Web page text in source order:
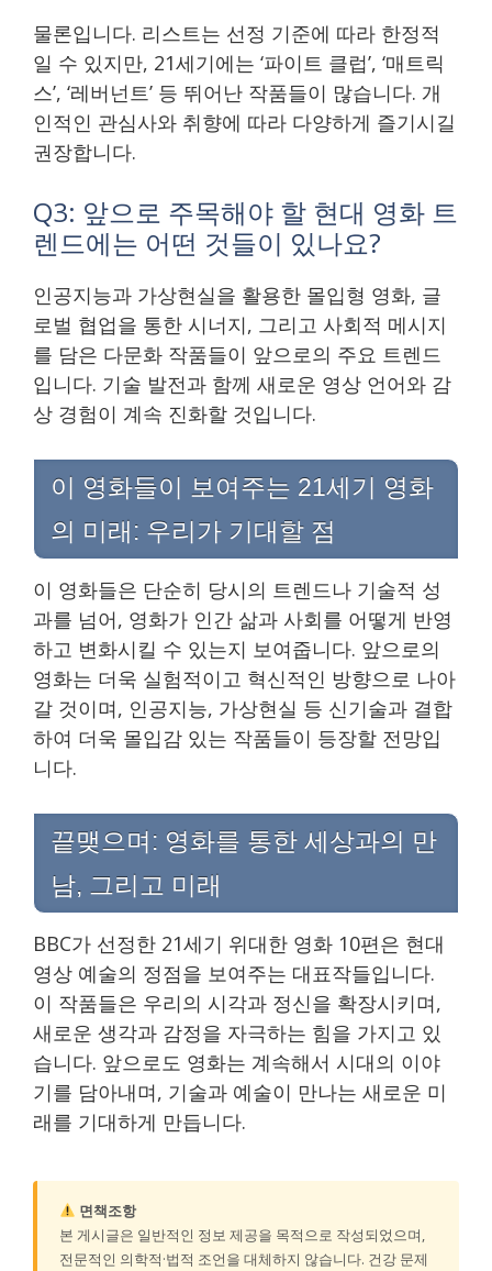
물론입니다. 리스트는 선정 기준에 따라 한정적
일 수 있지만, 21세기에는 ‘파이트 클럽’, ‘매트릭
스’, ‘레버넌트’ 등 뛰어난 작품들이 많습니다. 개
인적인 관심사와 취향에 따라 다양하게 즐기시길
권장합니다.
Q3: 앞으로 주목해야 할 현대 영화 트
렌드에는 어떤 것들이 있나요?
인공지능과 가상현실을 활용한 몰입형 영화, 글
로벌 협업을 통한 시너지, 그리고 사회적 메시지
를 담은 다문화 작품들이 앞으로의 주요 트렌드
입니다. 기술 발전과 함께 새로운 영상 언어와 감
상 경험이 계속 진화할 것입니다.
이 영화들이 보여주는 21세기 영화
의 미래: 우리가 기대할 점
이 영화들은 단순히 당시의 트렌드나 기술적 성
과를 넘어, 영화가 인간 삶과 사회를 어떻게 반영
하고 변화시킬 수 있는지 보여줍니다. 앞으로의
영화는 더욱 실험적이고 혁신적인 방향으로 나아
갈 것이며, 인공지능, 가상현실 등 신기술과 결합
하여 더욱 몰입감 있는 작품들이 등장할 전망입
니다.
끝맺으며: 영화를 통한 세상과의 만
남, 그리고 미래
BBC가 선정한 21세기 위대한 영화 10편은 현대
영상 예술의 정점을 보여주는 대표작들입니다.
이 작품들은 우리의 시각과 정신을 확장시키며,
새로운 생각과 감정을 자극하는 힘을 가지고 있
습니다. 앞으로도 영화는 계속해서 시대의 이야
기를 담아내며, 기술과 예술이 만나는 새로운 미
래를 기대하게 만듭니다.
면책조항
본 게시글은 일반적인 정보 제공을 목적으로 작성되었으며,
전문적인 의학적·법적 조언을 대체하지 않습니다. 건강 문제